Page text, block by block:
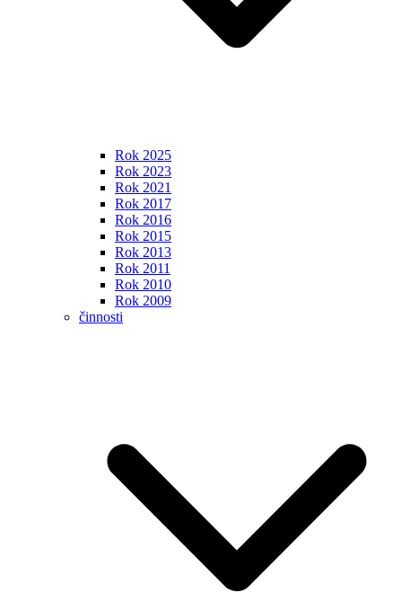
Rok 2025
Rok 2023
Rok 2021
Rok 2017
Rok 2016
Rok 2015
Rok 2013
Rok 2011
Rok 2010
Rok 2009
činnosti